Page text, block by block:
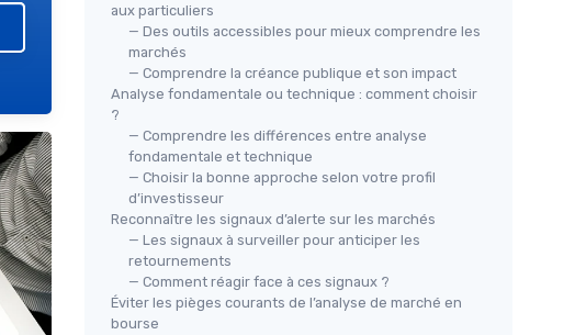
aux particuliers
— Des outils accessibles pour mieux comprendre les
marchés
— Comprendre la créance publique et son impact
Analyse fondamentale ou technique : comment choisir
?
— Comprendre les différences entre analyse
fondamentale et technique
— Choisir la bonne approche selon votre profil
d’investisseur
Reconnaître les signaux d’alerte sur les marchés
— Les signaux à surveiller pour anticiper les
retournements
— Comment réagir face à ces signaux ?
Éviter les pièges courants de l’analyse de marché en
bourse